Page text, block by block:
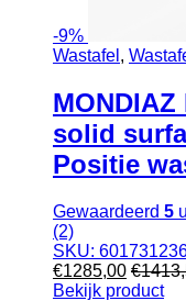
-9%
Wastafel ,
solid
Positie
Gewaardeerd 5
(2)
SKU:
€1285,00 €
Bekijk product